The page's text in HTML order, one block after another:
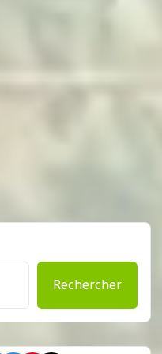
Rechercher